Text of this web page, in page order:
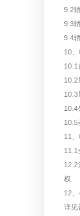
9.2
9.3
9.4
10
10.1
10.2
10.3
10.4
10.5
11
11.1
12.2
权
12、
详见